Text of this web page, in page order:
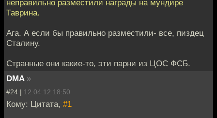
неправильно разместили награды на мундире
Таврина.
Ага. А если бы правильно разместили- все, пиздец
Сталину.
Странные они какие-то, эти парни из ЦОС ФСБ.
DMA »
#24 | 12.04.12 18:50
Кому: Цитата, #1